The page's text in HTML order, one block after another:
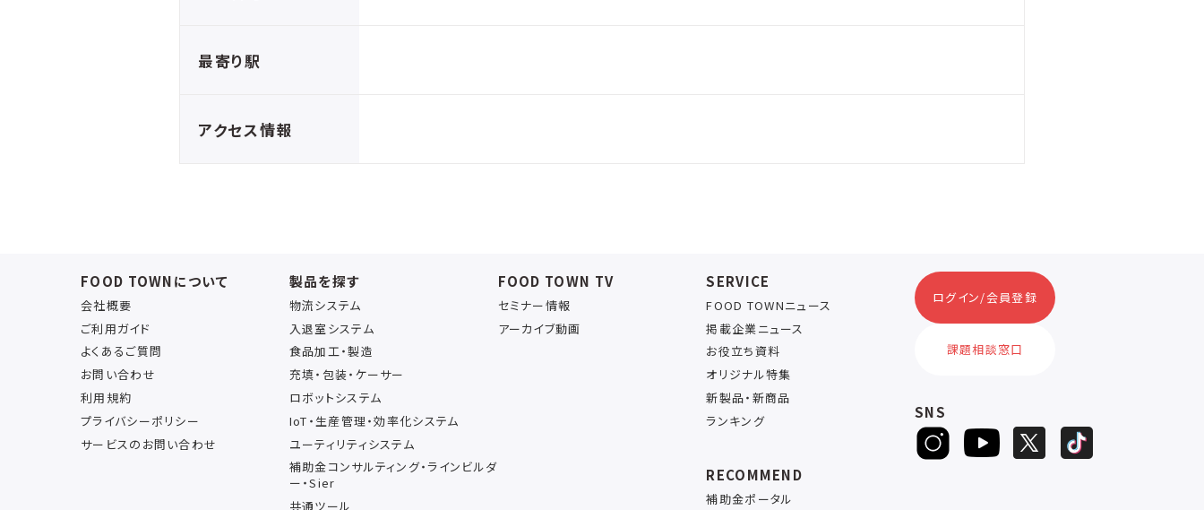
最寄り駅
アクセス情報
FOOD TOWNについて
会社概要
ご利用ガイド
よくあるご質問
お問い合わせ
利用規約
プライバシーポリシー
サービスのお問い合わせ
製品を探す
物流システム
入退室システム
食品加工・製造
充填・包装・ケーサー
ロボットシステム
IoT・生産管理・効率化システム
ユーティリティシステム
補助金コンサルティング・ラインビルダ
ー・Sier
共通ツール
FOOD TOWN TV
セミナー情報
アーカイブ動画
SERVICE
FOOD TOWNニュース
掲載企業ニュース
お役立ち資料
オリジナル特集
新製品・新商品
ランキング
RECOMMEND
補助金ポータル
ログイン/会員登録
課題相談窓口
SNS